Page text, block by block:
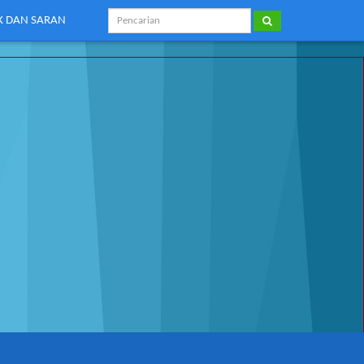
DAN SARAN